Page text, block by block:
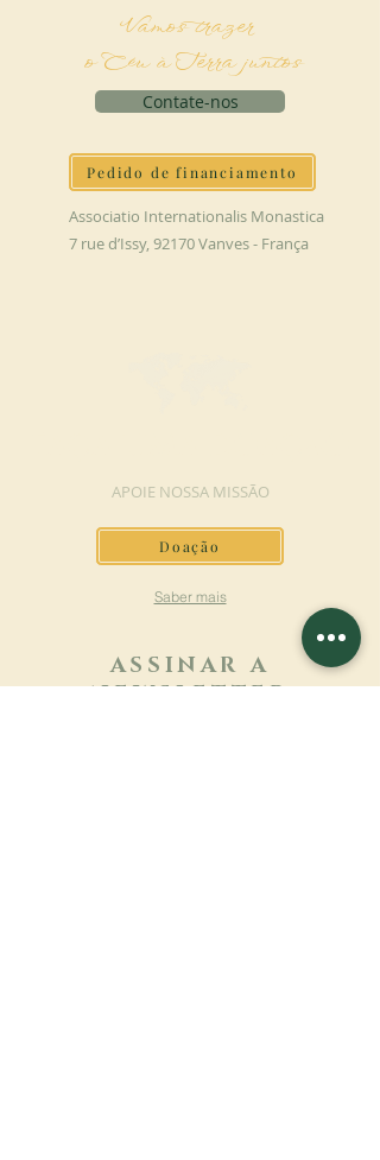
Vamos trazer
o Céu à Terra juntos
Contate-nos
Pedido de financiamento
Associatio Internationalis Monastica
7 rue d’Issy, 92170 Vanves - França
APOIE NOSSA MISSÃO
Doação
Saber mais
ASSINAR A
NEWSLETTER